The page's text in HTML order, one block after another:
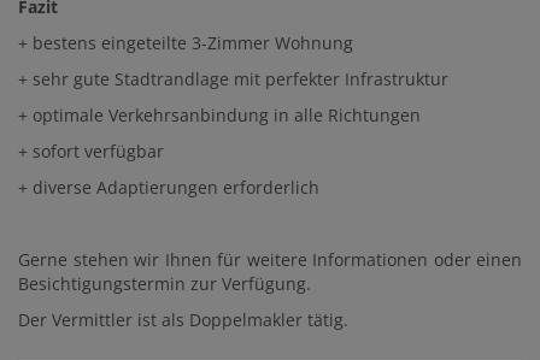
Fazit
+ bestens eingeteilte 3-Zimmer Wohnung
+ sehr gute Stadtrandlage mit perfekter Infrastruktur
+ optimale Verkehrsanbindung in alle Richtungen
+ sofort verfügbar
+ diverse Adaptierungen erforderlich
Gerne stehen wir Ihnen für weitere Informationen oder einen
Besichtigungstermin zur Verfügung.
Der Vermittler ist als Doppelmakler tätig.